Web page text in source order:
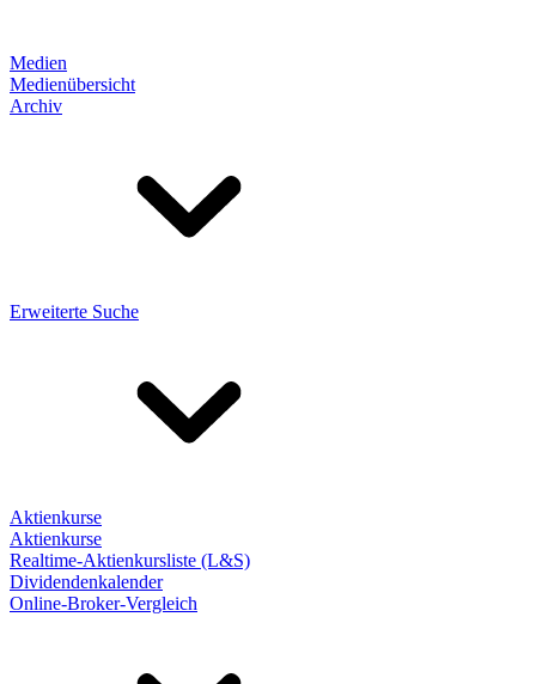
Medien
Medienübersicht
Archiv
Erweiterte Suche
Aktienkurse
Aktienkurse
Realtime-Aktienkursliste (L&S)
Dividendenkalender
Online-Broker-Vergleich